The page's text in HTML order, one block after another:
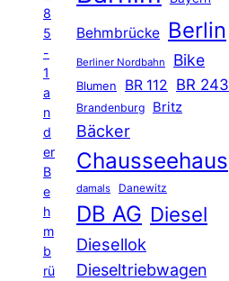
8
5
-
1
a
n
d
er
B
e
h
m
b
rü
Behmbrücke Berlin
Berliner Nordbahn Bike
Blumen BR 112 BR 243
Brandenburg Britz
Bäcker
Chausseehaus
damals Danewitz
DB AG Diesel
Diesellok
Dieseltriebwagen